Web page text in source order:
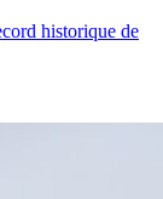
historique de